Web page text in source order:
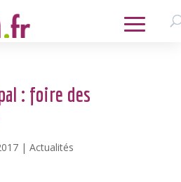
: foire des
| Actualités